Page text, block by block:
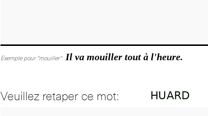
Exemple pour "mouiller": Il va mouiller tout à l'heure.
Veuillez retaper ce mot: